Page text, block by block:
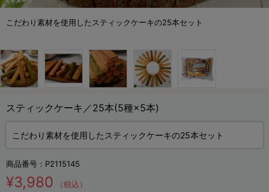
こだわり素材を使用したスティックケーキの25本セット
スティックケーキ／25本(5種×5本)
こだわり素材を使用したスティックケーキの25本セット
商品番号： P2115145
¥3,980 （税込）